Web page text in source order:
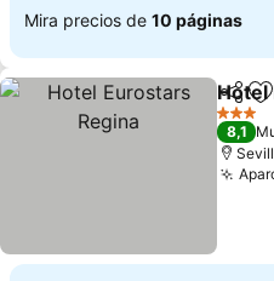
Mira precios de 10 páginas
Hotel
3
8,1